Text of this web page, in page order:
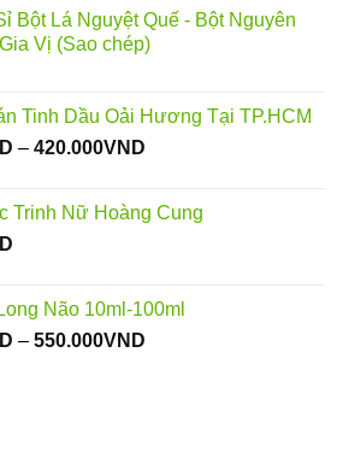
70.000VND
đến
Bột Lá Nguyệt Quế - Bột Nguyên
Vị (Sao chép)
Tinh Dầu Oải Hương Tại TP.HCM
– 420.000VND
55.000VND
Trinh Nữ Hoàng Cung
Não 10ml-100ml
– 550.000VND